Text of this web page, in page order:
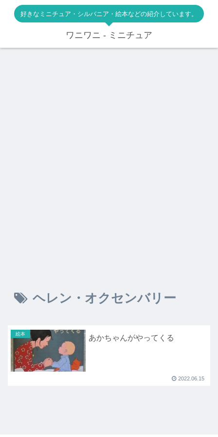
好きなミニチュア・シルバニア・絵本などの紹介しています。
ワニワニ - ミニチュア
ヘレン・オクセンバリー
絵本 あかちゃんがやってくる
2022.06.15